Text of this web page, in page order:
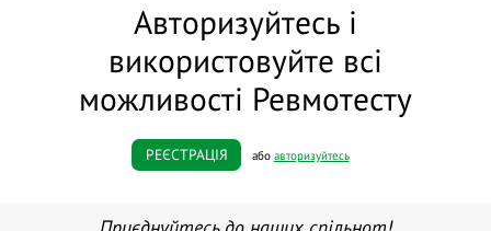
Авторизуйтесь і
використовуйте всі
можливості Ревмотесту
РЕЄСТРАЦІЯ або авторизуйтесь